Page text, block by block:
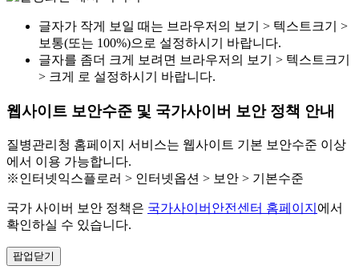
글자가 작게 보일 때는 브라우저의 보기 > 텍스트크기 >
보통(또는 100%)으로 설정하시기 바랍니다.
글자를 좀더 크게 보려면 브라우저의 보기 > 텍스트크기
> 크게 로 설정하시기 바랍니다.
웹사이트 보안수준 및 국가사이버 보안 정책 안내
질병관리청 홈페이지 서비스는 웹사이트 기본 보안수준 이상
에서 이용 가능합니다.
※인터넷익스플로러 > 인터넷옵션 > 보안 > 기본수준
국가 사이버 보안 정책은 국가사이버안전센터 홈페이지 에서
확인하실 수 있습니다.
팝업닫기